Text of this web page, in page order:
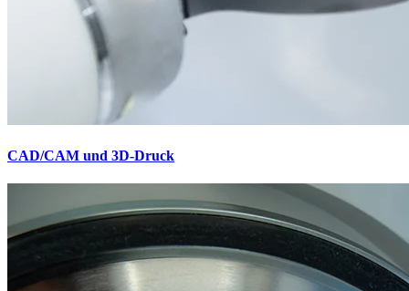
CAD/CAM und 3D-Druck